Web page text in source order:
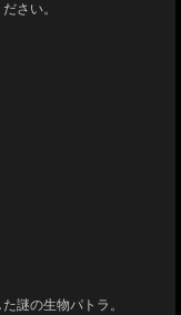
さい。
謎の生物パトラ。